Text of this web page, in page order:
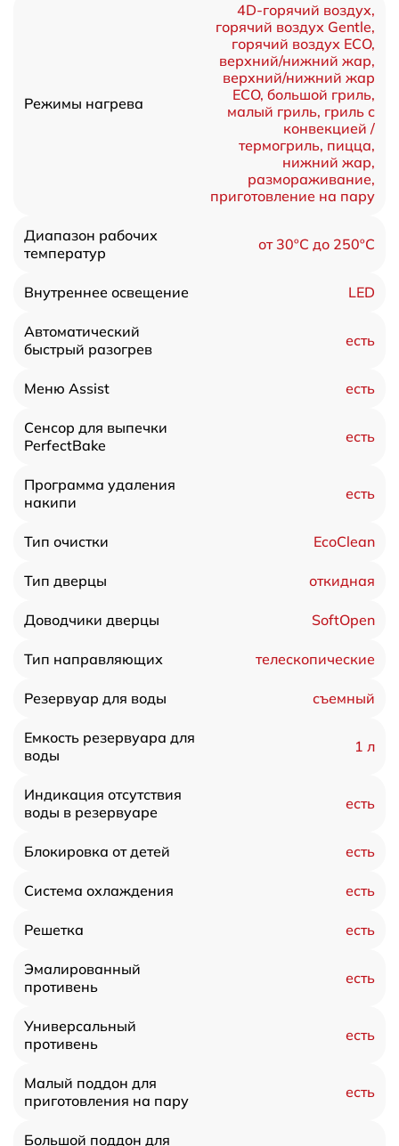
Режимы нагрева
4D-горячий воздух,
горячий воздух Gentle,
горячий воздух ECO,
верхний/нижний жар,
верхний/нижний жар
ECO, большой гриль,
малый гриль, гриль с
конвекцией /
термогриль, пицца,
нижний жар,
размораживание,
приготовление на пару
Диапазон рабочих
температур
от 30ºC до 250ºC
Внутреннее освещение LED
Автоматический
быстрый разогрев
есть
Меню Assist есть
Сенсор для выпечки
PerfectBake
есть
Программа удаления
накипи
есть
Тип очистки EcoClean
Тип дверцы откидная
Доводчики дверцы SoftOpen
Тип направляющих телескопические
Резервуар для воды съемный
Емкость резервуара для
воды
1 л
Индикация отсутствия
воды в резервуаре
есть
Блокировка от детей есть
Система охлаждения есть
Решетка есть
Эмалированный
противень
есть
Универсальный
противень
есть
Малый поддон для
приготовления на пару
есть
Большой поддон для